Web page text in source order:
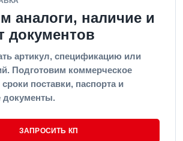
аналоги, наличие и
документов
артикул, спецификацию или
Подготовим коммерческое
поставки, паспорта и
ЗАПРОСИТЬ КП